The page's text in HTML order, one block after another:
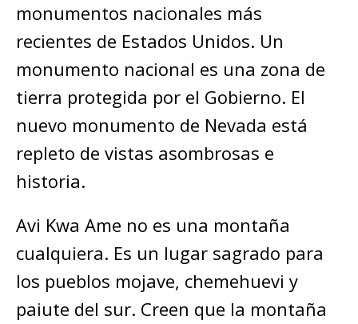
monumentos nacionales más
recientes de Estados Unidos. Un
monumento nacional es una zona de
tierra protegida por el Gobierno. El
nuevo monumento de Nevada está
repleto de vistas asombrosas e
historia.
Avi Kwa Ame no es una montaña
cualquiera. Es un lugar sagrado para
los pueblos mojave, chemehuevi y
paiute del sur. Creen que la montaña